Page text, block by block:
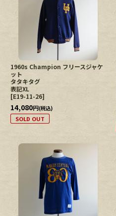
1960s Champion フリースジャケ
ット
タタキタグ
表記XL
[E19-11-26]
14,080円(税込)
SOLD OUT